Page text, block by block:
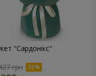
"Сардонікс"
грн